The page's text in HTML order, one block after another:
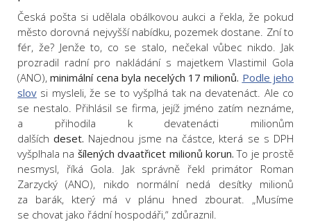
Česká pošta si udělala obálkovou aukci a řekla, že pokud
město dorovná nejvyšší nabídku, pozemek dostane. Zní to
fér, že? Jenže to, co se stalo, nečekal vůbec nikdo. Jak
prozradil radní pro nakládání s majetkem Vlastimil Gola
(ANO),minimální cena byla necelých 17 milionů. Podle jeho
slov si mysleli, že se to vyšplhá tak na devatenáct. Ale co
se nestalo. Přihlásil se firma, jejíž jméno zatím neznáme,
a přihodila k devatenácti milionům
dalšíchdeset. Najednou jsme na částce, která se s DPH
vyšplhala na šílených dvaatřicet milionů korun.To je prostě
nesmysl, říká Gola. Jak správně řekl primátor Roman
Zarzycký (ANO), nikdo normální nedá desítky milionů
za barák, který má v plánu hned zbourat. „Musíme
se chovat jako řádní hospodáři,“ zdůraznil.